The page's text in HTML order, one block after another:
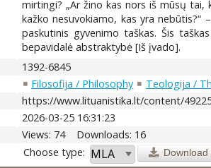
mirtingi? „Ar žino kas nors iš mūsų
kažko nesuvokiamo, kas yra
paskutinis gyvenimo taškas. Šis
bepavidalė abstraktybė [Iš įvado].
1392-6845
Filosofija / Philosophy Teologija /
https://www.lituanistika.lt/content/
2026-03-25 16:31:23
Views: 74
Downloads: 16
Choose type: Download